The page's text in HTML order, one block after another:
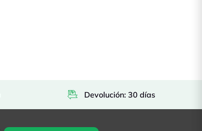
Devolución: 30 días